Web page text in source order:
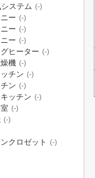
ステム (-)
ー (-)
ー (-)
ー (-)
ヒーター (-)
機 (-)
チン (-)
ン (-)
ッチン (-)
(-)
(-)
クロゼット (-)